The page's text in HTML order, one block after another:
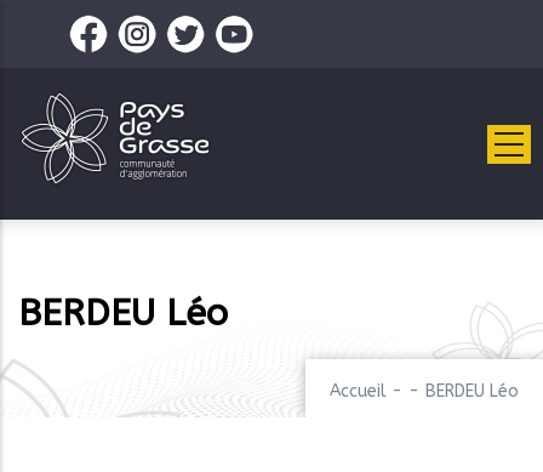
contenu
principal
BERDEU Léo
Accueil - - BERDEU Léo